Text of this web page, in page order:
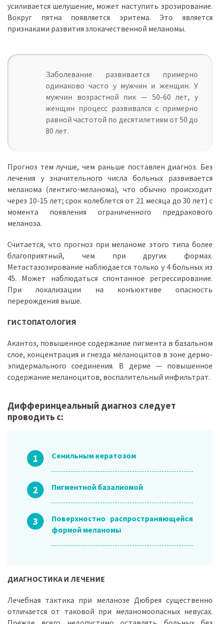
усиливается шелушение, может наступить эрозирование.
Вокруг пятна появляется эритема. Это является
признаками развития злокачественной меланомы.
Заболевание развивается примерно
одинаково часто у мужчин и женщин. У
мужчин возрастной пик — 50-60 лет, у
женщин процесс развивался с примерно
равной частотой по десятилетиям от 50 до
80 лет.
Прогноз тем лучше, чем раньше поставлен диагноз. Без
лечения у значительного числа больных развивается
меланома (лентиго-меланома), что обычно происходит
через 10-15 лет; срок колеблется от 21 месяца до 30 лет) с
момента появления ограниченного предракового
меланоза.
Считается, что прогноз при меланоме этого типа более
благоприятный, чем при других формах.
Метастазозирование наблюдается только у 4 больных из
45. Может наблюдаться спонтанное регрессирование.
При локализации на конъюктиве опасность
перерождения выше.
ГИСТОПАТОЛОГИЯ
Акантоз, повышенное содержание пигмента в базальном
слое, концентрация и гнезда мёланоцитов в зоне дермо-
эпидермального соединения. В дерме — повышенное
содержание меланоцитов, воспалительный инфильтрат.
Дифферинцеальный диагноз cледует
проводить с:
Сенильным кератозом
Пигментной базалиомой
Поверхностно распространяющейся
формой меланомы
ДИАГНОСТИКА И ЛЕЧЕНИЕ
Лечебная тактика при меланозе Дюбрея существенно
отличается от таковой при меланомоопасных невусах.